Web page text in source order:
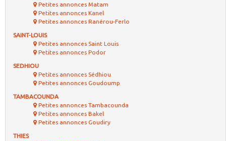
Petites annonces Matam
Petites annonces Kanel
Petites annonces Ranérou-Ferlo
SAINT-LOUIS
Petites annonces Saint Louis
Petites annonces Podor
SEDHIOU
Petites annonces Sédhiou
Petites annonces Goudoump
TAMBACOUNDA
Petites annonces Tambacounda
Petites annonces Bakel
Petites annonces Goudiry
THIES